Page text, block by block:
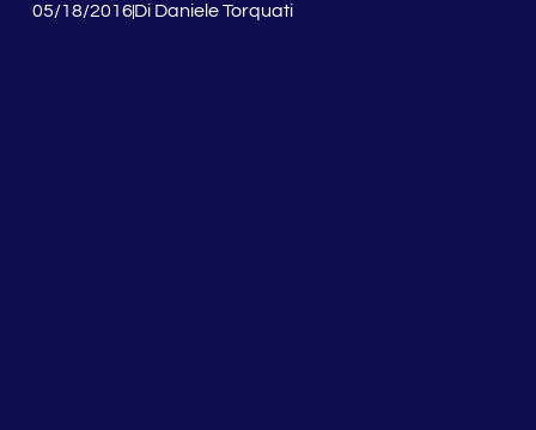
05/18/2016DiDaniele Torquati